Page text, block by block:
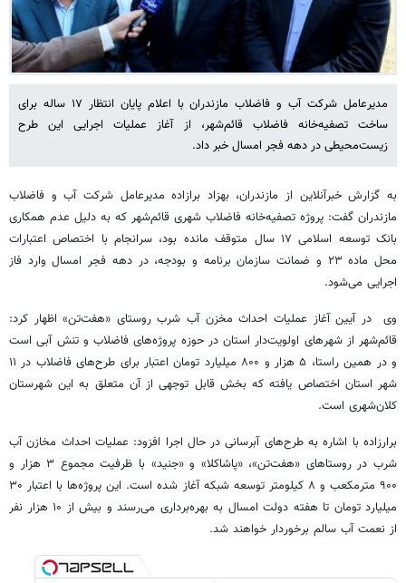
مدیرعامل شرکت آب و فاضلاب مازندران با اعلام پایان انتظار ۱۷ ساله برای
ساخت تصفیه‌خانه فاضلاب قائم‌شهر، از آغاز عملیات اجرایی این طرح
زیست‌محیطی در دهه فجر امسال خبر داد.
به گزارش خبرآنلاین از مازندران، بهزاد برازاده مدیرعامل شرکت آب و فاضلاب
مازندران گفت: پروژه تصفیه‌خانه فاضلاب شهری قائم‌شهر که به دلیل عدم همکاری
بانک توسعه اسلامی ۱۷ سال متوقف مانده بود، سرانجام با اختصاص اعتبارات
محل ماده ۲۳ و ضمانت سازمان برنامه و بودجه، در دهه فجر امسال وارد فاز
اجرایی می‌شود.
وی در آیین آغاز عملیات احداث مخزن آب شرب روستای «هفت‌تن» اظهار کرد:
قائم‌شهر از شهرهای اولویت‌دار استان در حوزه پروژه‌های فاضلاب و تنش آبی است
و در همین راستا، ۵ هزار و ۸۰۰ میلیارد تومان اعتبار برای طرح‌های فاضلاب در ۱۱
شهر استان اختصاص یافته که بخش قابل توجهی از آن متعلق به این شهرستان
کلان‌شهری است.
برارزاده با اشاره به طرح‌های آبرسانی در حال اجرا افزود: عملیات احداث مخازن آب
شرب در روستاهای «هفت‌تن»، «پاشاکلا» و «جنید» با ظرفیت مجموع ۳ هزار و
۹۰۰ مترمکعب و ۸ کیلومتر توسعه شبکه آغاز شده است. این پروژه‌ها با اعتبار ۳۰
میلیارد تومان تا هفته دولت امسال به بهره‌برداری می‌رسند و بیش از ۱۰ هزار نفر
از نعمت آب سالم برخوردار خواهند شد.